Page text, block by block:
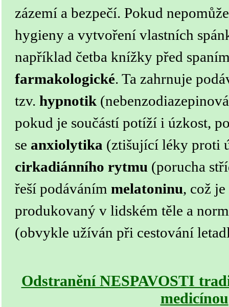
zázemí a bezpečí. Pokud
hygieny a vytvoření vlastních
například četba knížky před
farmakologické. Ta zahrnuje
tzv. hypnotik
pokud je součástí potíží i úzkost,
se anxiolytika (ztišující léky proti
cirkadiánního rytmu (porucha
řeší podáváním melatoninu, což je
produkovaný v lidském těle a
(obvykle užíván při cestování
Odstranění NESPAVOSTI
medicínou